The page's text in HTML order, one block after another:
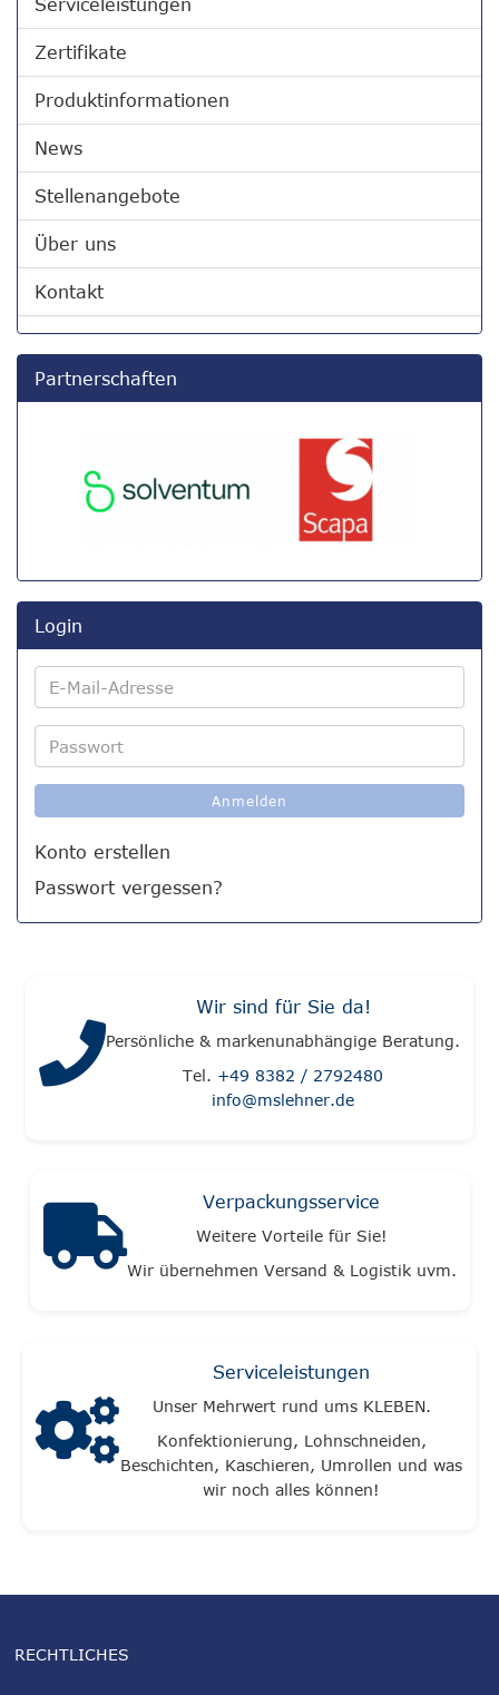
Serviceleistungen
Zertifikate
Produktinformationen
News
Stellenangebote
Über uns
Kontakt
Partnerschaften
Login
E-
Mail-
Passwort
Anmelden
Konto erstellen
Passwort vergessen?
Wir sind für Sie da!
Persönliche & markenunabhängige Beratung.
Tel. +49 8382 / 2792480
info@mslehner.de
Verpackungsservice
Weitere Vorteile für Sie!
Wir übernehmen Versand & Logistik uvm.
Serviceleistungen
Unser Mehrwert rund ums KLEBEN.
Konfektionierung, Lohnschneiden,
Beschichten, Kaschieren, Umrollen und was
wir noch alles können!
RECHTLICHES